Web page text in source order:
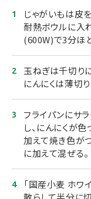
じゃがいもは皮
耐熱ボウルに入
(600W)で3分ほ
玉ねぎは千切り
にんにくは薄切り
フライパンにサ
し、にんにくが
加えて焼き色が
に加えて混ぜる。
「国産小麦 ホワ